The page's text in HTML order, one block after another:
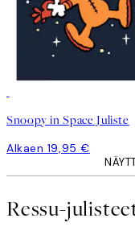
Snoopy in Space Juliste
Alkaen 19,95 €
Ressu-